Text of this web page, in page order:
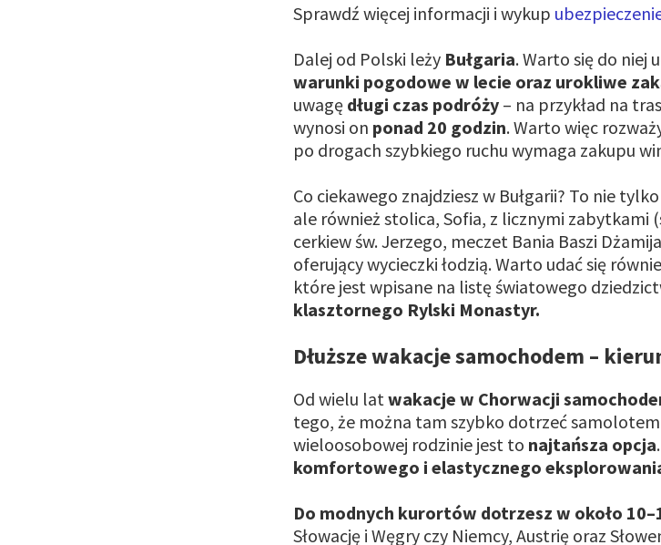
Sprawdź więcej informacji i wykup
Dalej od Polski leży Bułgaria. Warto się do niej
warunki pogodowe w lecie oraz urokliwe
uwagę długi czas podróży – na przykład na
wynosi on ponad 20 godzin. Warto więc
po drogach szybkiego ruchu wymaga zakupu
Co ciekawego znajdziesz w Bułgarii? To nie tylko
ale również stolica, Sofia, z licznymi zabytkami
cerkiew św. Jerzego, meczet Bania Baszi
oferujący wycieczki łodzią. Warto udać się
które jest wpisane na listę światowego
klasztornego Rylski Monastyr.
Dłuższe wakacje samochodem –
Od wielu latwakacje w Chorwacji
tego, że można tam szybko dotrzeć
wieloosobowej rodzinie jest to najtańsza opcja
komfortowego i elastycznego
Do modnych kurortów dotrzesz w około
Słowację i Węgry czy Niemcy, Austrię oraz